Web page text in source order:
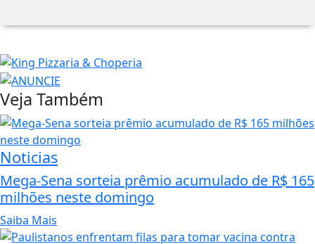
Veja Também
Noticias
Mega-Sena sorteia prêmio acumulado de R$ 165
milhões neste domingo
Saiba Mais